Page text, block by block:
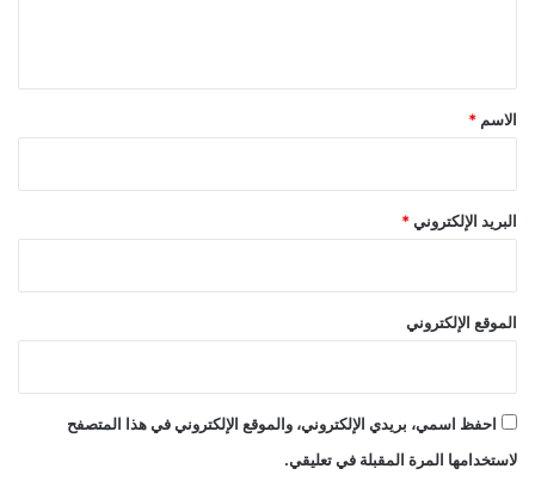
*
الاسم *
البريد الإلكتروني *
الموقع الإلكتروني
احفظ اسمي، بريدي الإلكتروني، والموقع الإلكتروني في هذا المتصفح
لاستخدامها المرة المقبلة في تعليقي.